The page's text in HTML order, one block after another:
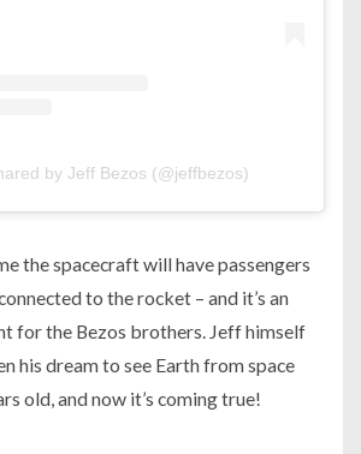
by Jeff Bezos (@jeffbezos)
the spacecraft will have passengers
to the rocket – and it’s an
for the Bezos brothers. Jeff himself
his dream to see Earth from space
old, and now it’s coming true!